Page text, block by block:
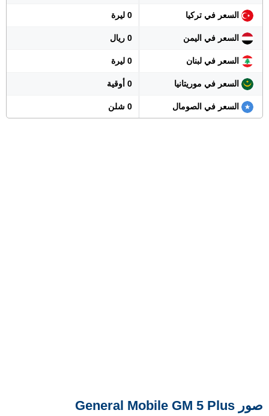
السعر في تركيا 0 ليرة
السعر في اليمن 0 ريال
السعر في لبنان 0 ليرة
السعر في موريتانيا 0 أوقية
السعر في الصومال 0 شلن
صور General Mobile GM 5 Plus